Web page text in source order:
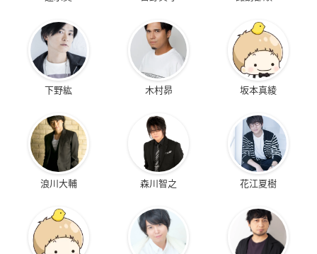
下野紘 木村昴 坂本真綾
浪川大輔 森川智之 花江夏樹